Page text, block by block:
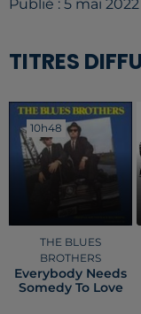
Publié : 5 mai
TITRES
10h48
10h48
THE BLUES
BROTHERS
Everybody Needs
Somedy To Love